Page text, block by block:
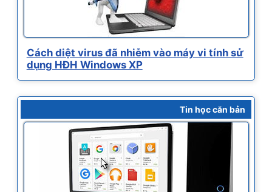
Cách diệt virus đã nhiễm vào máy vi tính sử
dụng HĐH Windows XP
Tin học căn bản